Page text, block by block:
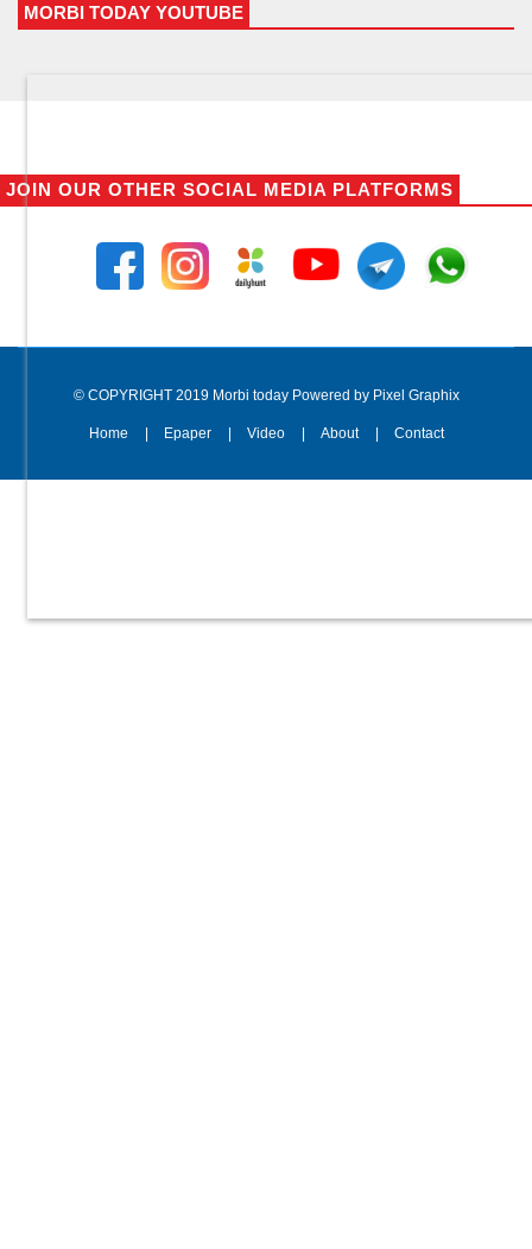
MORBI TODAY YOUTUBE
JOIN OUR OTHER SOCIAL MEDIA PLATFORMS
© COPYRIGHT 2019 Morbi today Powered by Pixel Graphix
Home Epaper Video About Contact